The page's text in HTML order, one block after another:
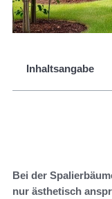
Inhaltsangabe
Bei der
nur ästhetisch